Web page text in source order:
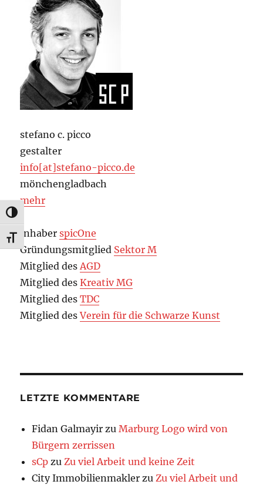
UMSCHALTEN AUF HOHE KONTRASTE
SCHRIFT VERGRÖSSERN
stefano c. picco
gestalter
info[at]stefano-picco.de
mönchengladbach
mehr
InhaberspicOne
Gründungsmitglied Sektor M
Mitglied desAGD
Mitglied desKreativ MG
Mitglied desTDC
Mitglied desVerein für die Schwarze Kunst
LETZTE KOMMENTARE
Fidan Galmayir zuMarburg Logo wird von
Bürgern zerrissen
sCp zuZu viel Arbeit und keine Zeit
City Immobilienmakler zuZu viel Arbeit und